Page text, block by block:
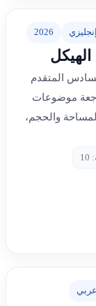
إنجليزي 2026
المتقدم
2026.تغطي المراجعة موضوعات
والحجم،
عربي